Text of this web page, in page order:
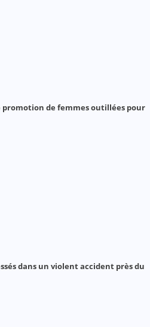
promotion de femmes outillées pour
dans un violent accident près du